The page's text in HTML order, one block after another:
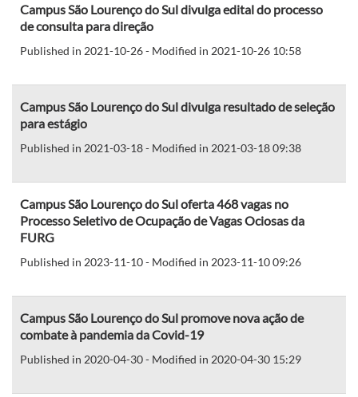
Campus São Lourenço do Sul divulga edital do processo
de consulta para direção
Published in 2021-10-26 - Modified in 2021-10-26 10:58
Campus São Lourenço do Sul divulga resultado de seleção
para estágio
Published in 2021-03-18 - Modified in 2021-03-18 09:38
Campus São Lourenço do Sul oferta 468 vagas no
Processo Seletivo de Ocupação de Vagas Ociosas da
FURG
Published in 2023-11-10 - Modified in 2023-11-10 09:26
Campus São Lourenço do Sul promove nova ação de
combate à pandemia da Covid-19
Published in 2020-04-30 - Modified in 2020-04-30 15:29